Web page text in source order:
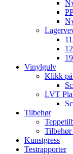
Vinylgulv
Klikk
LVT
Tilbehør
Kunstgress
Testrapporter